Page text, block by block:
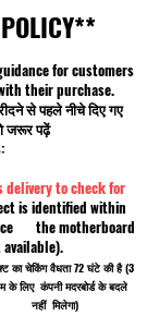
for customers
their purchase.
से पहले नीचे दिए गए
जरूर पढ़ें
delivery to check for
is identified within
the motherboard
का चेकिंग वैधता 72 घंटे की है (3
के लिए कंपनी मदरबोर्ड के बदले
नहीं मिलेगा)